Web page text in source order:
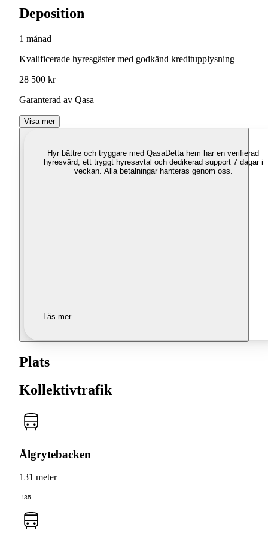
Deposition
1 månad
Kvalificerade hyresgäster med godkänd kreditupplysning
28 500 kr
Garanterad av Qasa
Visa mer
Hyr bättre och tryggare med QasaDetta hem har en verifierad
hyresvärd, ett tryggt hyresavtal och dedikerad support 7 dagar i
veckan. Alla betalningar hanteras genom oss.
Läs mer
Plats
Kollektivtrafik
Ålgrytebacken
131 meter
135